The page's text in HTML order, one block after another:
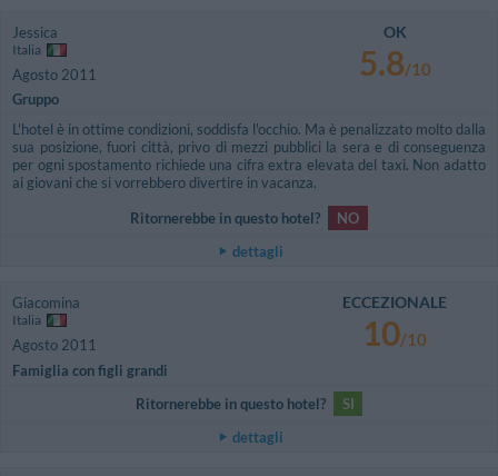
Jessica
Italia
Agosto 2011
Gruppo
OK
5.8/10
L'hotel è in ottime condizioni, soddisfa l'occhio. Ma è penalizzato molto dalla
sua posizione, fuori città, privo di mezzi pubblici la sera e di conseguenza
per ogni spostamento richiede una cifra extra elevata del taxi. Non adatto
ai giovani che si vorrebbero divertire in vacanza.
Ritornerebbe in questo hotel?
NO
dettagli
Giacomina
Italia
Agosto 2011
Famiglia con figli grandi
ECCEZIONALE
10/10
Ritornerebbe in questo hotel?
SI
dettagli